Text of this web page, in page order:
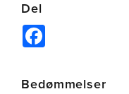
Del
Bedømmelser